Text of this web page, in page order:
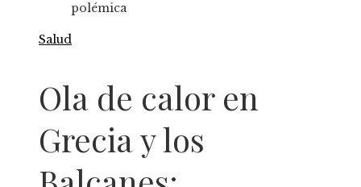
polémica
Salud
Ola de calor en
Grecia y los